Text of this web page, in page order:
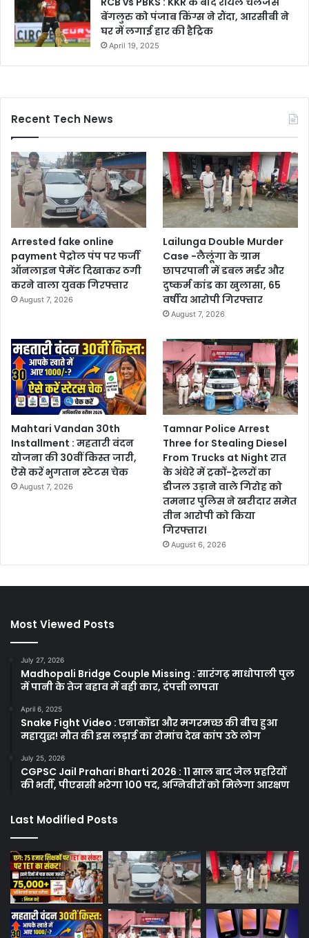
बेंगलुरु को पंजाब किंग्स ने रौंदा, आरसीबी ने
घर में लगाई हार की हैट्रिक
April 19, 2025
Recent Tech News
Arrested fake online
payment पेट्रोल पंप पर फर्जी
ऑनलाइन पेमेंट दिखाकर ठगी
करने वाला युवक गिरफ्तार
August 7, 2026
Lailunga Double Murder
Case -लैलूंगा के ग्राम
छापरपानी में डबल मर्डर और
दुष्कर्म कांड का खुलासा, 65
वर्षीय आरोपी गिरफ्तार
August 7, 2026
Mahtari Vandan 30th
Installment : महतारी वंदन
योजना की 30वीं किस्त जारी,
ऐसे करें भुगतान स्टेटस चेक
August 7, 2026
Tamnar Police Arrest
Three for Stealing Diesel
From Trucks at Night रात
के अंधेरे में ट्रकों-ट्रेलरों का
डीजल उड़ाने वाले गिरोह को
तमनार पुलिस ने खरीदार समेत
तीन आरोपी को किया
गिरफ्तार।
August 6, 2026
Most Viewed Posts
July 27, 2026
Madhopali Bridge Couple Missing : सारंगढ़ माधोपाली पुल
में पानी के तेज बहाव में बही कार, दंपत्ती लापता
April 6, 2025
Snake Fight Video : एनाकोंडा और मगरमच्छ की बीच हुआ
महायुद्ध! मौत की इस लड़ाई का रोमांच देख कांप उठे लोग
July 25, 2026
CGPSC Jail Prahari Bharti 2026 : 11 साल बाद जेल प्रहरियों
की भर्ती, पीएससी भरेगा 100 पद, अग्निवीरों को मिलेगा आरक्षण
Last Modified Posts